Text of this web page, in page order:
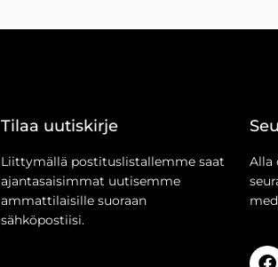
Tilaa uutiskirje
Liittymällä postituslistallemme saat
ajantasaisimmat uutisemme
ammattilaisille suoraan
sähköpostiisi.
Alla